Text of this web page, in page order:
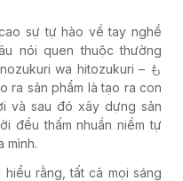
sự tự hào về tay nghề
nói quen thuộc thường
wa hitozukuri – も
ra sản phẩm là tạo ra con
và sau đó xây dựng sản
đều thấm nhuần niềm tự
mình.
rằng, tất cả mọi sáng